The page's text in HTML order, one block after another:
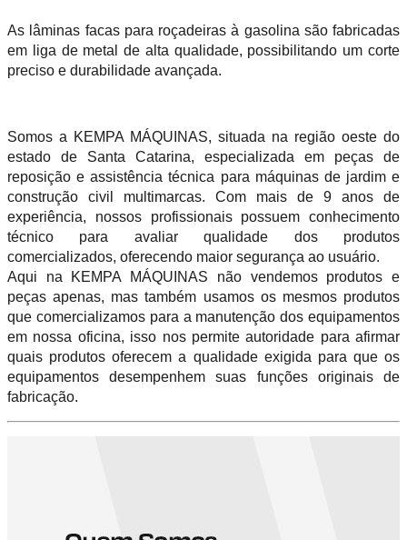
As lâminas facas para roçadeiras à gasolina são fabricadas
em liga de metal de alta qualidade, possibilitando um corte
preciso e durabilidade avançada.
Somos a KEMPA MÁQUINAS, situada na região oeste do
estado de Santa Catarina, especializada em peças de
reposição e assistência técnica para máquinas de jardim e
construção civil multimarcas. Com mais de 9 anos de
experiência, nossos profissionais possuem conhecimento
técnico para avaliar qualidade dos produtos
comercializados, oferecendo maior segurança ao usuário.
Aqui na KEMPA MÁQUINAS não vendemos produtos e
peças apenas, mas também usamos os mesmos produtos
que comercializamos para a manutenção dos equipamentos
em nossa oficina, isso nos permite autoridade para afirmar
quais produtos oferecem a qualidade exigida para que os
equipamentos desempenhem suas funções originais de
fabricação.